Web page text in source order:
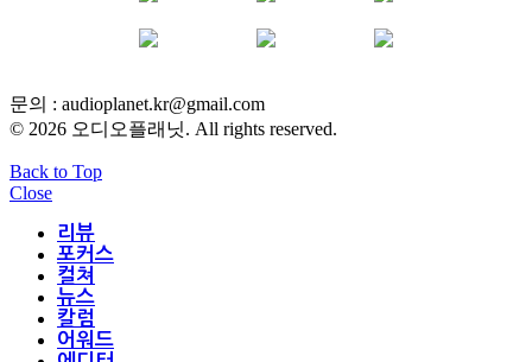
문의 : audioplanet.kr@gmail.com
© 2026 오디오플래닛. All rights reserved.
Back to Top
Close
리뷰
포커스
컬쳐
뉴스
칼럼
어워드